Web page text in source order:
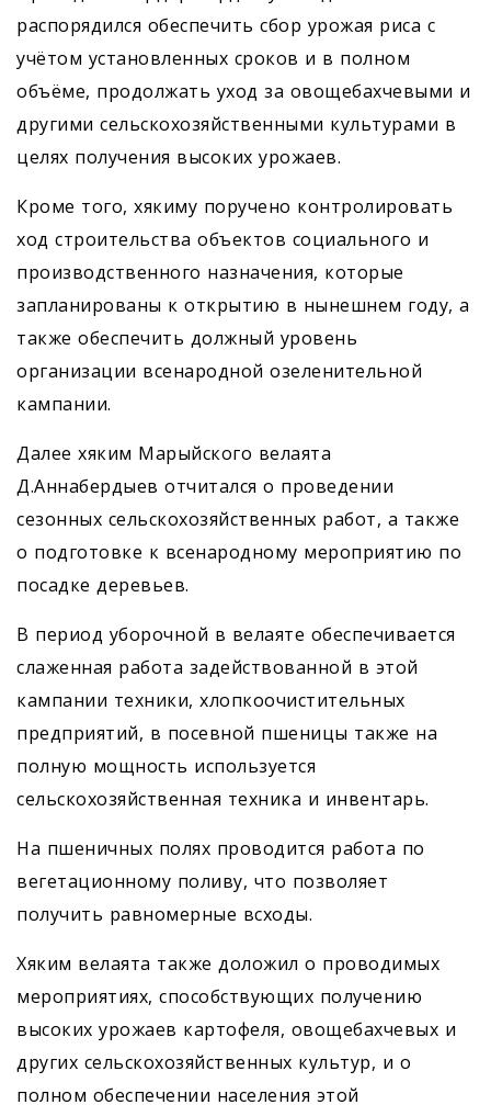
распорядился обеспечить сбор урожая риса с
учётом установленных сроков и в полном
объёме, продолжать уход за овощебахчевыми и
другими сельскохозяйственными культурами в
целях получения высоких урожаев.
Кроме того, хякиму поручено конт­ролировать
ход строительства объектов социального и
производственного назначения, которые
запланированы к открытию в нынешнем году, а
также обес­печить должный уровень
организации всенародной озеленительной
кампании.
Далее хяким Марыйского велаята
Д.Аннабердыев отчитался о проведении
сезонных сельскохозяйственных работ, а также
о подготовке к всенародному мероприятию по
посадке деревьев.
В период уборочной в велаяте обес­печивается
слаженная работа задействованной в этой
кампании техники, хлопкоочистительных
предприятий, в посевной пшеницы также на
полную мощность используется
сельскохозяйственная техника и инвентарь.
На пшеничных полях проводится работа по
вегетационному поливу, что позволяет
получить равномерные всходы.
Хяким велаята также доложил о проводимых
мероприятиях, способствующих получению
высоких урожаев картофеля, овощебахчевых и
других сельскохозяйственных культур, и о
полном обеспечении населения этой